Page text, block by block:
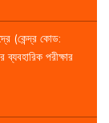
(কেন্দ্র কোড:
পরীক্ষার